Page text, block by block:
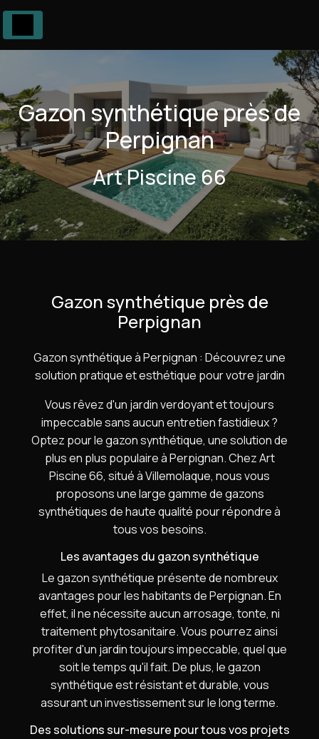
Gazon synthétique près de
Perpignan
Art Piscine 66
Gazon synthétique près de
Perpignan
Gazon synthétique à Perpignan : Découvrez une
solution pratique et esthétique pour votre jardin
Vous rêvez d'un jardin verdoyant et toujours
impeccable sans aucun entretien fastidieux ?
Optez pour le gazon synthétique, une solution de
plus en plus populaire à Perpignan. Chez Art
Piscine 66, situé à Villemolaque, nous vous
proposons une large gamme de gazons
synthétiques de haute qualité pour répondre à
tous vos besoins.
Les avantages du gazon synthétique
Le gazon synthétique présente de nombreux
avantages pour les habitants de Perpignan. En
effet, il ne nécessite aucun arrosage, tonte, ni
traitement phytosanitaire. Vous pourrez ainsi
profiter d'un jardin toujours impeccable, quel que
soit le temps qu'il fait. De plus, le gazon
synthétique est résistant et durable, vous
assurant un investissement sur le long terme.
Des solutions sur-mesure pour tous vos projets
Panneau de gestion des cookies